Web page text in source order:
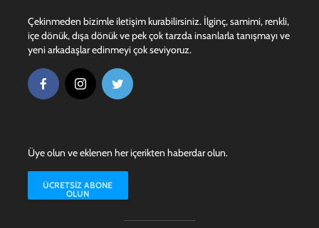
Çekinmeden bizimle iletişim kurabilirsiniz. İlginç, samimi, renkli,
içe dönük, dışa dönük ve pek çok tarzda insanlarla tanışmayı ve
yeni arkadaşlar edinmeyi çok seviyoruz.
Üye olun ve eklenen her içerikten haberdar olun.
ÜCRETSIZ ABONE
OLUN